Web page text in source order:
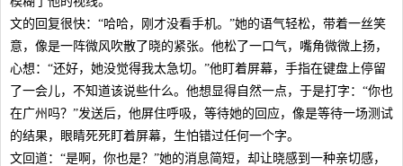
文的回复很快：“哈哈，刚才没看手机。”她的语气轻松，带着一丝笑
意，像是一阵微风吹散了晓的紧张。他松了一口气，嘴角微微上扬，
心想：“还好，她没觉得我太急切。”他盯着屏幕，手指在键盘上停留
了一会儿，不知道该说些什么。他想显得自然一点，于是打字：“你也
在广州吗？”发送后，他屏住呼吸，等待她的回应，像是等待一场测试
的结果，眼睛死死盯着屏幕，生怕错过任何一个字。
文回道：“是啊，你也是？”她的消息简短，却让晓感到一种亲切感，